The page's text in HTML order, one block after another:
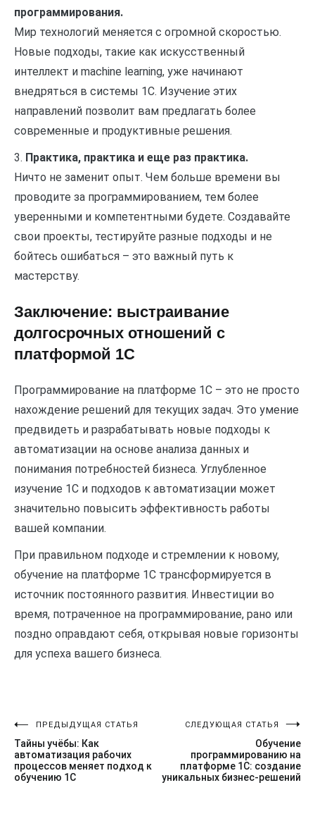
программирования.
Мир технологий меняется с огромной скоростью.
Новые подходы, такие как искусственный
интеллект и machine learning, уже начинают
внедряться в системы 1С. Изучение этих
направлений позволит вам предлагать более
современные и продуктивные решения.
3. Практика, практика и еще раз практика.
Ничто не заменит опыт. Чем больше времени вы
проводите за программированием, тем более
уверенными и компетентными будете. Создавайте
свои проекты, тестируйте разные подходы и не
бойтесь ошибаться – это важный путь к
мастерству.
Заключение: выстраивание
долгосрочных отношений с
платформой 1С
Программирование на платформе 1С – это не просто
нахождение решений для текущих задач. Это умение
предвидеть и разрабатывать новые подходы к
автоматизации на основе анализа данных и
понимания потребностей бизнеса. Углубленное
изучение 1С и подходов к автоматизации может
значительно повысить эффективность работы
вашей компании.
При правильном подходе и стремлении к новому,
обучение на платформе 1С трансформируется в
источник постоянного развития. Инвестиции во
время, потраченное на программирование, рано или
поздно оправдают себя, открывая новые горизонты
для успеха вашего бизнеса.
Навигация
по
записям
ПРЕДЫДУЩАЯ СТАТЬЯ
Тайны учёбы: Как
автоматизация рабочих
процессов меняет подход к
обучению 1С
СЛЕДУЮЩАЯ СТАТЬЯ
Обучение
программированию на
платформе 1С: создание
уникальных бизнес-решений